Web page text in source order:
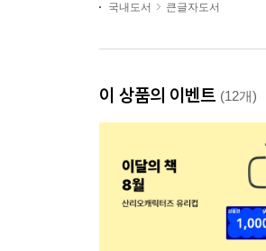
국내도서
큰글자도서
이 상품의 이벤트 (12개)